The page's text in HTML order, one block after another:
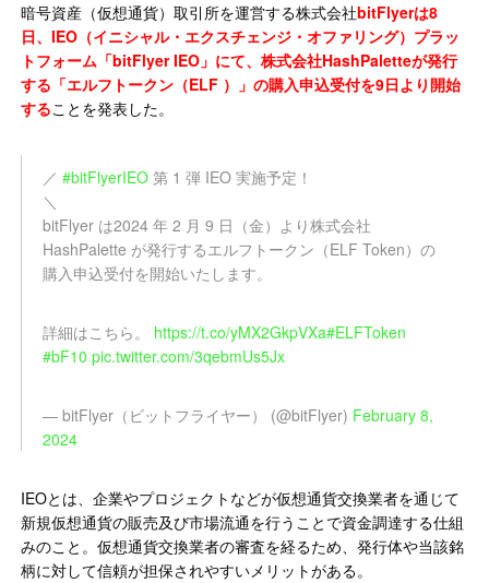
暗号資産（仮想通貨）取引所を運営する株式会社bitFlyerは8
日、IEO（イニシャル・エクスチェンジ・オファリング）プラッ
トフォーム「bitFlyer IEO」にて、株式会社HashPaletteが発行
する「エルフトークン（ELF ）」の購入申込受付を9日より開始
することを発表した。
／#bitFlyerIEO 第 1 弾 IEO 実施予定！
＼
bitFlyer は2024 年 2 月 9 日（金）より株式会社
HashPalette が発行するエルフトークン（ELF Token）の
購入申込受付を開始いたします。
詳細はこちら。 https://t.co/yMX2GkpVXa#ELFToken
#bF10 pic.twitter.com/3qebmUs5Jx
— bitFlyer（ビットフライヤー） (@bitFlyer) February 8,
2024
IEOとは、企業やプロジェクトなどが仮想通貨交換業者を通じて
新規仮想通貨の販売及び市場流通を行うことで資金調達する仕組
みのこと。仮想通貨交換業者の審査を経るため、発行体や当該銘
柄に対して信頼が担保されやすいメリットがある。